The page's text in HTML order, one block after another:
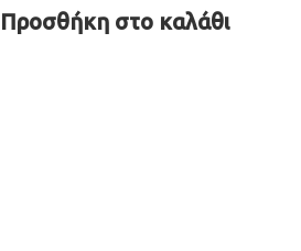
Προσθήκη στο καλάθι